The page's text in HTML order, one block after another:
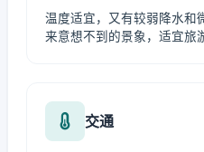
温度适宜，又有较弱降水和
来意想不到的景象，适宜旅
交通